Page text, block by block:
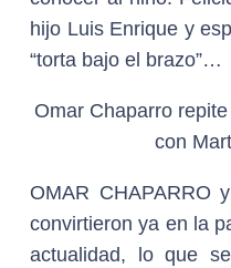
hijo Luis Enrique y
“torta bajo el brazo”…
Omar Chaparro
con
OMAR CHAPARRO
convirtieron ya en la
actualidad, lo que